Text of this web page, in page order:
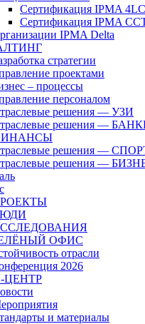
Сертификация IPMA 4LC
Сертификация IPMA
IPMA Delta
стратегии
проектами
– процессы
персоналом
решения — УЗИ
решения —
решения —
решения —
ОФИС
отрасли
2026
ЦЕНТР
и материалы